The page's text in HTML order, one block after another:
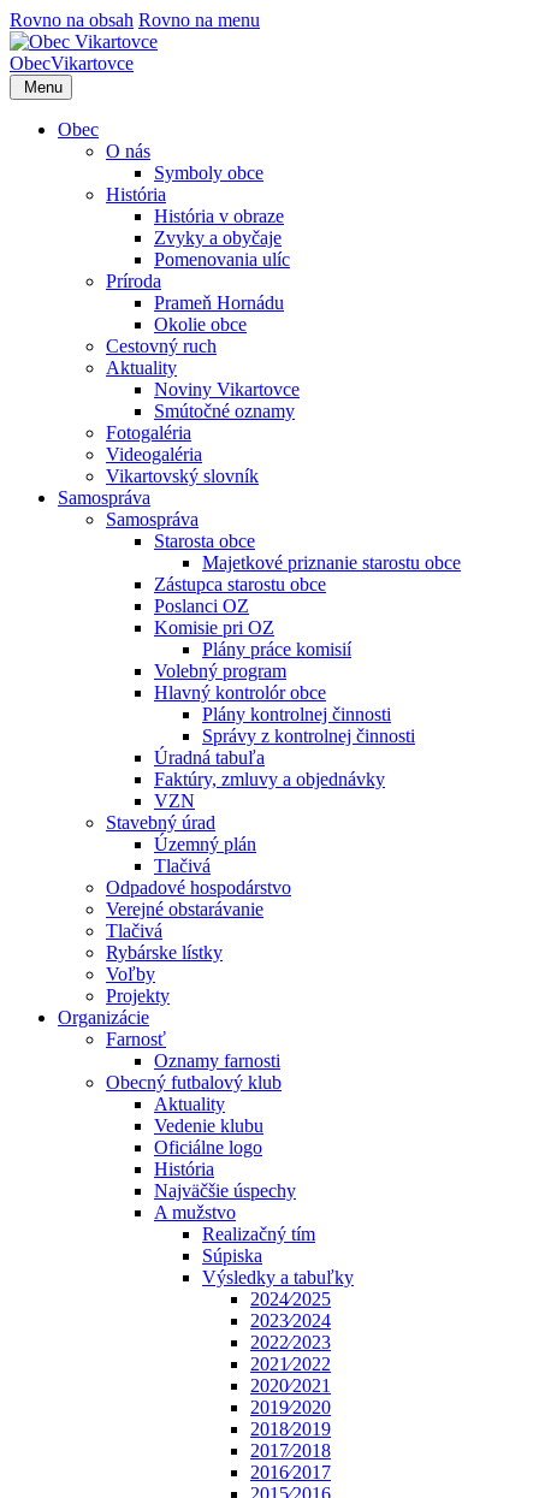
Rovno na obsah Rovno na menu
ObecVikartovce
Menu
Obec
O nás
Symboly obce
História
História v obraze
Zvyky a obyčaje
Pomenovania ulíc
Príroda
Prameň Hornádu
Okolie obce
Cestovný ruch
Aktuality
Noviny Vikartovce
Smútočné oznamy
Fotogaléria
Videogaléria
Vikartovský slovník
Samospráva
Samospráva
Starosta obce
Majetkové priznanie starostu obce
Zástupca starostu obce
Poslanci OZ
Komisie pri OZ
Plány práce komisií
Volebný program
Hlavný kontrolór obce
Plány kontrolnej činnosti
Správy z kontrolnej činnosti
Úradná tabuľa
Faktúry, zmluvy a objednávky
VZN
Stavebný úrad
Územný plán
Tlačivá
Odpadové hospodárstvo
Verejné obstarávanie
Tlačivá
Rybárske lístky
Voľby
Projekty
Organizácie
Farnosť
Oznamy farnosti
Obecný futbalový klub
Aktuality
Vedenie klubu
Oficiálne logo
História
Najväčšie úspechy
A mužstvo
Realizačný tím
Súpiska
Výsledky a tabuľky
2024⁄2025
2023⁄2024
2022⁄2023
2021⁄2022
2020⁄2021
2019⁄2020
2018⁄2019
2017⁄2018
2016⁄2017
2015⁄2016